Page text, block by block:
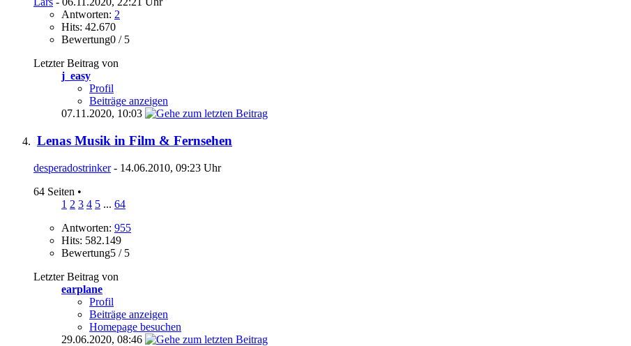
Antworten: 2
Hits: 42.670
Bewertung0 / 5
Letzter Beitrag von
j_easy
Profil
Beiträge anzeigen
07.11.2020, 10:03
Lenas Musik in Film & Fernsehen
desperadostrinker- 14.06.2010, 09:23 Uhr
64 Seiten •
1 2 3 4 5 ... 64
Antworten: 955
Hits: 582.149
Bewertung5 / 5
Letzter Beitrag von
earplane
Profil
Beiträge anzeigen
Homepage besuchen
29.06.2020, 08:46